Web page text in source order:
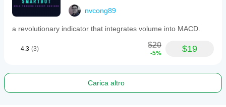
nvcong89
a revolutionary indicator that integrates volume into MACD.
4.3 (3) $20
-5% $19
Carica altro